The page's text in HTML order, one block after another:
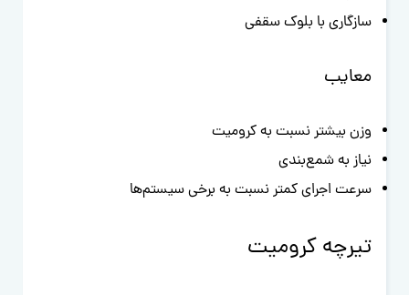
سازگاری با بلوک سقفی
معایب
وزن بیشتر نسبت به کرومیت
نیاز به شمع‌بندی
سرعت اجرای کمتر نسبت به برخی سیستم‌ها
تیرچه کرومیت